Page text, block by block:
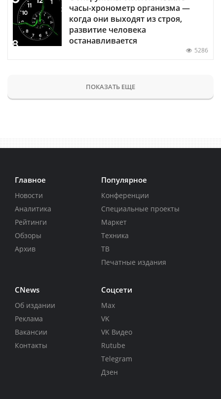
часы-хронометр организма —
когда они выходят из строя,
развитие человека
останавливается
5286
ПОКАЗАТЬ ЕЩЕ
Главное
Новости
Аналитика
Рейтинги
Обзоры
Архив
Популярное
Конференции
Специальные проекты
Маркет
Техника
ТВ
Печатные издания
CNews
Об издании
Реклама
Вакансии
Контакты
Соцсети
Max
VK
VK Видео
Rutube
Telegram
Дзен